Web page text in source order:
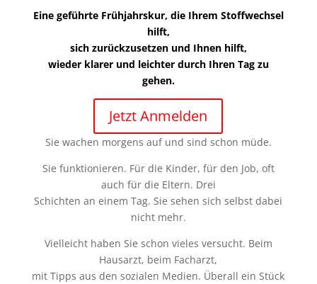
Eine geführte Frühjahrskur, die Ihrem Stoffwechsel
hilft,
sich zurückzusetzen und Ihnen hilft,
wieder klarer und leichter durch Ihren Tag zu
gehen.
Jetzt Anmelden
Sie wachen morgens auf und sind schon müde.
Sie funktionieren. Für die Kinder, für den Job, oft
auch für die Eltern. Drei
Schichten an einem Tag. Sie sehen sich selbst dabei
nicht mehr.
Vielleicht haben Sie schon vieles versucht. Beim
Hausarzt, beim Facharzt,
mit Tipps aus den sozialen Medien. Überall ein Stück